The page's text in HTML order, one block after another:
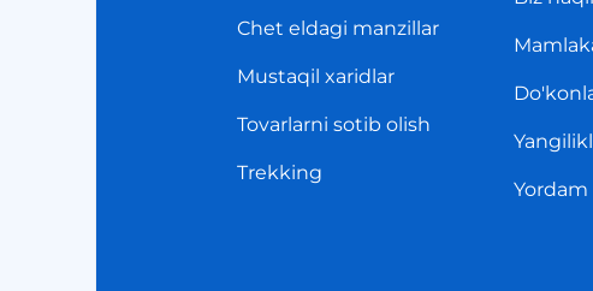
Chet eldagi manzillar
Mustaqil xaridlar
Tovarlarni sotib olish
Trekking
Yordam